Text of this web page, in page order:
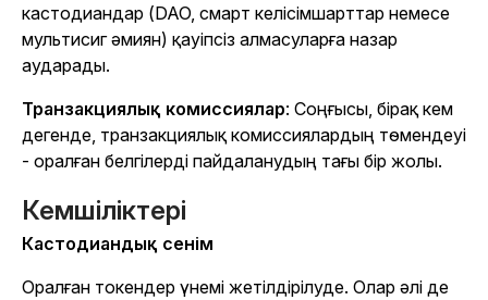
кастодиандар (DAO, смарт келісімшарттар немесе
мультисиг әмиян) қауіпсіз алмасуларға назар
аударады.
Транзакциялық комиссиялар: Соңғысы, бірақ кем
дегенде, транзакциялық комиссиялардың төмендеуі
- оралған белгілерді пайдаланудың тағы бір жолы.
Кемшіліктері
Кастодиандық сенім
Оралған токендер үнемі жетілдірілуде. Олар әлі де